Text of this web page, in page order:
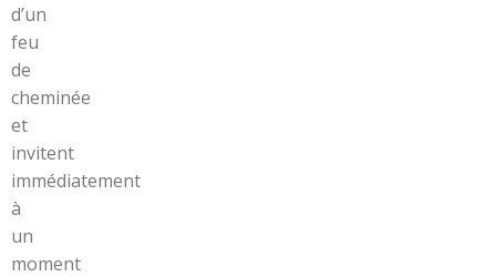
d’un
feu
de
cheminée
et
invitent
immédiatement
à
un
moment